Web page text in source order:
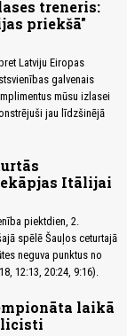
treneris:
priekšā"
Latviju Eiropas
galvenais
mūsu izlasei
jau līdzšinējā
Itālijai
piektdien, 2.
spēlē Šauļos ceturtajā
neguva punktus no
12:13, 20:24, 9:16).
laikā